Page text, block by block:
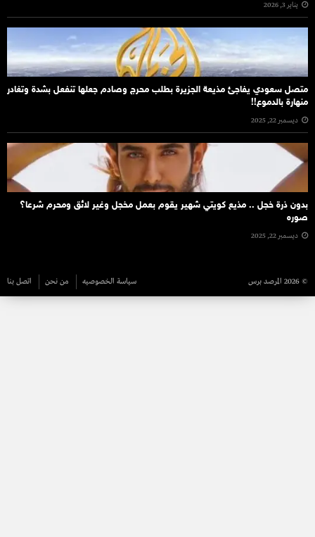
يناير 3, 2026
متصل سعودي يفاجئ مذيعة الجزيرة بطلب محرج وصادم جعلها تنفعل بشدة وتغادر
منهارة بالدموع!!
ديسمبر 22, 2025
بدون ذرة خجل .. مذيع كويتي شهير يقوم بعمل مخجل وغير لائق ومحرم شرعا؟
صوره
ديسمبر 22, 2025
© 2026 المرصد برس سياسة الخصوصيه من نحن اتصل بنا